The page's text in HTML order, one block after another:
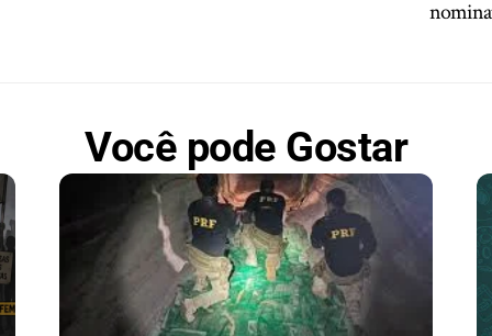
Você pode Gostar